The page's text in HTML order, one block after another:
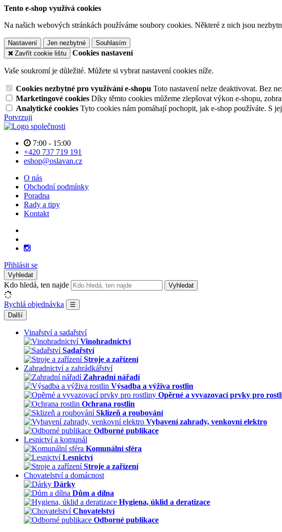
Tento e-shop využívá cookies
Na našich webových stránkách používáme soubory cookies. Některé z nich jsou
Nastavení Jen nezbytné
Souhlasím
Zavřít cookie lištu
Cookies nastavení
Vaše soukromí je důležité. Můžete si vybrat nastavení cookies níže.
Cookies nezbytné pro využívání e-shopu Toto nastavení nelze deaktivovat. Bez
Marketingové cookies Díky těmto cookies můžeme zlepšovat výkon e-shopu,
Analytické cookies Tyto cookies nám pomáhají pochopit, jak e-shop používáte. S
Potvrzuji
7:00 - 15:00
+420 737 719 191
eshop@oslavan.cz
O nás
Obchodní podmínky
Poradna
Rady a tipy
Kontakt
Přihlásit se
Vyhledat
Kdo hledá, ten najde Vyhledat
Rychlá objednávka
☰
Další
Vinařství a sadařství
Vinohradnictví
Sadařství
Stroje a zařízení
Zahradnictví a zahrádkářství
Zahradní nářadí
Výsadba a výživa rostlin
Opěrné a vyvazovací prvky pro
Ochrana rostlin
Sklizeň a roubování
Vybavení zahrady, venkovní elektro
Odborné publikace
Lesnictví a komunál
Komunální sféra
Lesnictví
Stroje a zařízení
Chovatelství a domácnost
Dárky
Dům a dílna
Hygiena, úklid a deratizace
Chovatelství
Odborné publikace